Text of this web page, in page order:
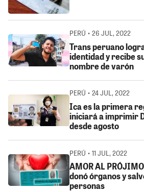
PERÚ • 26 JUL, 2022
Trans peruano
identidad y recibe
nombre de varón
PERÚ • 24 JUL, 2022
Ica es la primera
iniciará a imprimir
desde agosto
PERÚ • 11 JUL, 2022
AMOR AL
donó órganos y
personas